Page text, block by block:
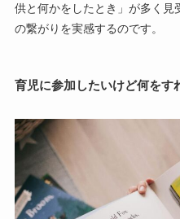
供と何かをしたとき」が多く見
の繋がりを実感するのです。
育児に参加したいけど何をす